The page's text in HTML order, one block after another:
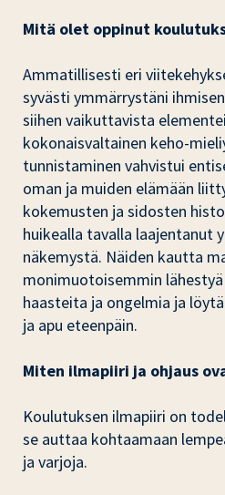
Mitä olet oppinut
Ammatillisesti eri
syvästi ymmärrystäni
siihen vaikuttavista
kokonaisvaltainen keho-
tunnistaminen vahvistui
oman ja muiden elämään
kokemusten ja sidosten
huikealla tavalla laajentanut
näkemystä. Näiden kautta
monimuotoisemmin
haasteita ja ongelmia ja
ja apu eteenpäin.
Miten ilmapiiri ja ohjaus
Koulutuksen ilmapiiri on
se auttaa kohtaamaan
ja varjoja.